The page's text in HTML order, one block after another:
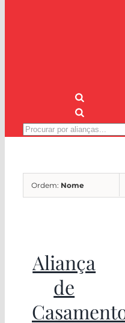
Pesquisar
Ordem: Nome
Aliança
de